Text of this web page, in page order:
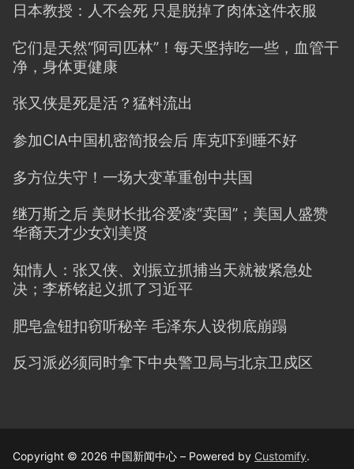
日本教授：人不会死 只是脱掉了肉体这件衣服
它们是天然“阿司匹林”！每天坚持吃一些，血管干
净，身体更健康
张又侠是死是活？猛料流出
参加CIA中国机密简报会后 库克吓到睡不好
多方位失守！一场大变革重创中共国
继万斯之后 美财长批谷爱凌“卖国”；美国人盛赞
华裔天才少女刘美贤
知情人：张又侠、刘振立抓捕当天就被紧急处
决；李桥铭起义抓了习近平
肥皂盒钮扣窃听秘辛 毛泽东人设彻底崩蹋
反习派必须同时拿下中央警卫局与北京卫戍区
Copyright © 2026 中国新闻中心 – Powered by Customify.